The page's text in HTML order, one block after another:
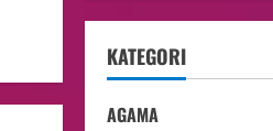
KATEGORI
AGAMA